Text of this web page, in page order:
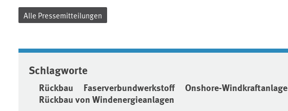
Alle Pressemitteilungen
Schlagworte
Rückbau Faserverbundwerkstoff Onshore-Windkraftanlage
Rückbau von Windenergieanlagen